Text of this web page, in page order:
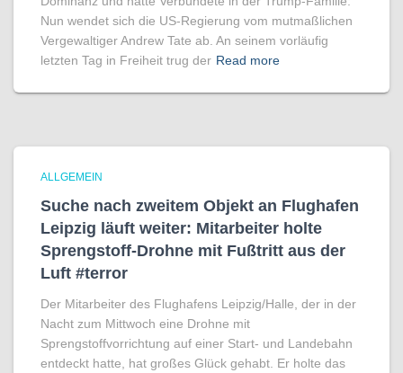
Nun wendet sich die US-Regierung vom mutmaßlichen
Vergewaltiger Andrew Tate ab. An seinem vorläufig
letzten Tag in Freiheit trug der Read more
ALLGEMEIN
Suche nach zweitem Objekt an Flughafen
Leipzig läuft weiter: Mitarbeiter holte
Sprengstoff-Drohne mit Fußtritt aus der
Luft #terror
Der Mitarbeiter des Flughafens Leipzig/Halle, der in der
Nacht zum Mittwoch eine Drohne mit
Sprengstoffvorrichtung auf einer Start- und Landebahn
entdeckt hatte, hat großes Glück gehabt. Er holte das